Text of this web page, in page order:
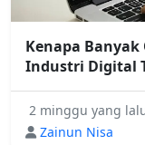
Kenapa
Industri Digital
2 minggu yang
Zainun Nisa